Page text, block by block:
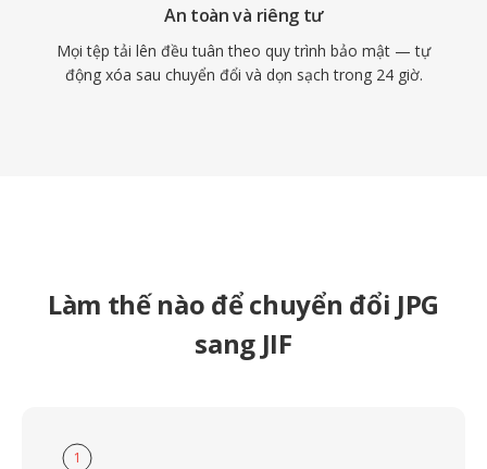
An toàn và riêng tư
Mọi tệp tải lên đều tuân theo quy trình bảo mật — tự
động xóa sau chuyển đổi và dọn sạch trong 24 giờ.
Làm thế nào để chuyển đổi JPG
sang JIF
1